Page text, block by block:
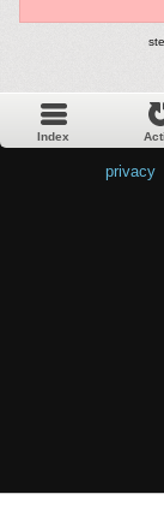
Index
privacy